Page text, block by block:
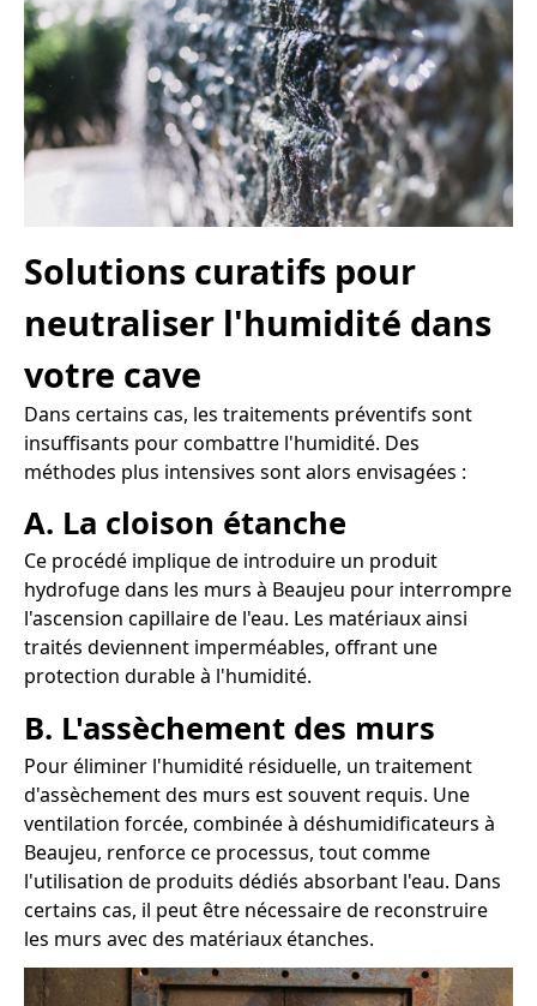
Solutions curatifs pour
neutraliser l'humidité dans
votre cave
Dans certains cas, les traitements préventifs sont
insuffisants pour combattre l'humidité. Des
méthodes plus intensives sont alors envisagées :
A. La cloison étanche
Ce procédé implique de introduire un produit
hydrofuge dans les murs à Beaujeu pour interrompre
l'ascension capillaire de l'eau. Les matériaux ainsi
traités deviennent imperméables, offrant une
protection durable à l'humidité.
B. L'assèchement des murs
Pour éliminer l'humidité résiduelle, un traitement
d'assèchement des murs est souvent requis. Une
ventilation forcée, combinée à déshumidificateurs à
Beaujeu, renforce ce processus, tout comme
l'utilisation de produits dédiés absorbant l'eau. Dans
certains cas, il peut être nécessaire de reconstruire
les murs avec des matériaux étanches.